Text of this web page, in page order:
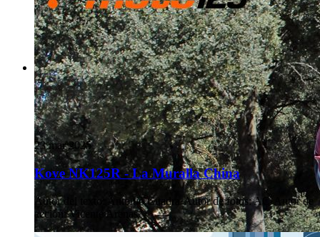
23 mar 2025
Kove NK125R - La Muralla China
Autor del texto Antonio Cuadra ·Autor de fotos:AC·
Autor de
acción
Vicente Arenas